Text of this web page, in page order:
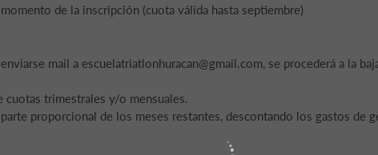
de la inscripción (cuota válida hasta septiembre)
mail a escuelatriatlonhuracan@gmail.com, se procederá a la
trimestrales y/o mensuales.
proporcional de los meses restantes, descontando los gastos de